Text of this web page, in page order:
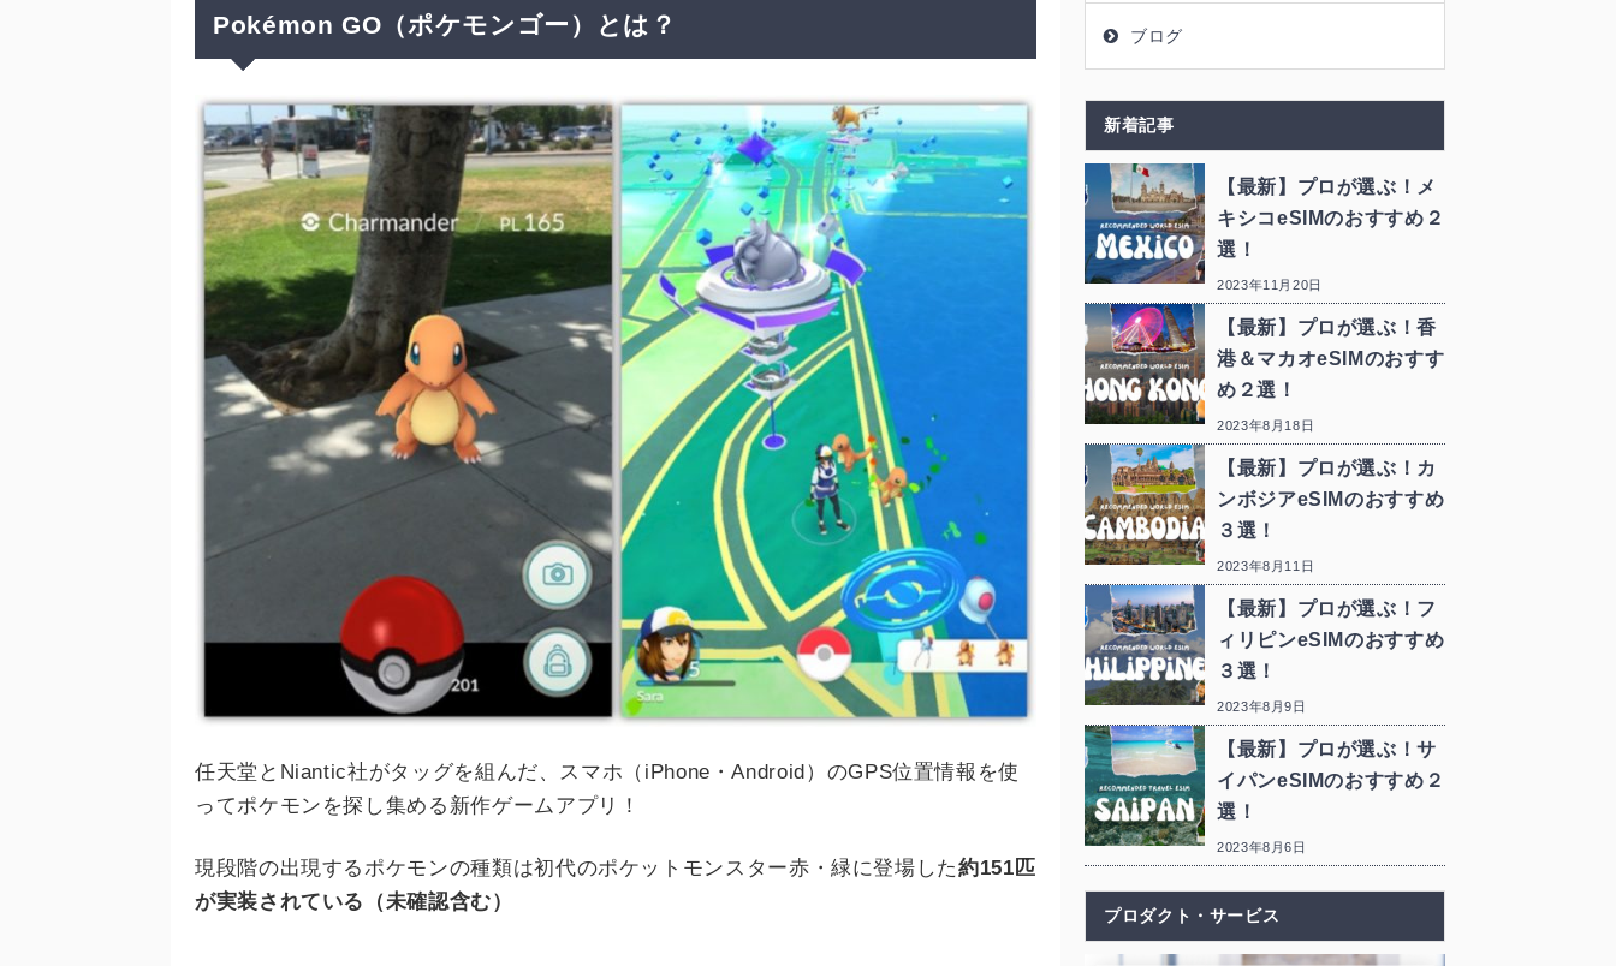
Pokémon GO（ポケモンゴー）とは？
任天堂とNiantic社がタッグを組んだ、スマホ（iPhone・Android）のGPS位置情報を使
ってポケモンを探し集める新作ゲームアプリ！
現段階の出現するポケモンの種類は初代のポケットモンスター赤・緑に登場した約151匹
が実装されている（未確認含む）
ブログ
新着記事
【最新】プロが選ぶ！メ
キシコeSIMのおすすめ２
選！
2023年11月20日
【最新】プロが選ぶ！香
港＆マカオeSIMのおすす
め２選！
2023年8月18日
【最新】プロが選ぶ！カ
ンボジアeSIMのおすすめ
３選！
2023年8月11日
【最新】プロが選ぶ！フ
ィリピンeSIMのおすすめ
３選！
2023年8月9日
【最新】プロが選ぶ！サ
イパンeSIMのおすすめ２
選！
2023年8月6日
プロダクト・サービス